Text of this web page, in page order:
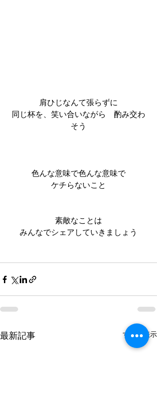
肩ひじなんて張らずに
同じ杯を、笑い合いながら　酌み交わ
そう
色んな意味で色んな意味で
ケチらないこと
素敵なことは
みんなでシェアしていきましょう
最新記事 すべて表示